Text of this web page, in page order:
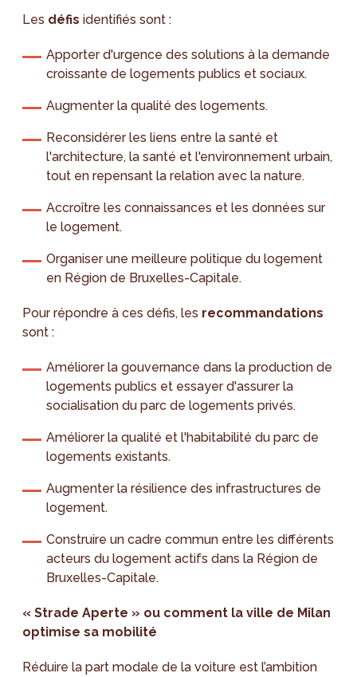
Les défis identifiés sont :
Apporter d'urgence des solutions à la demande
croissante de logements publics et sociaux.
Augmenter la qualité des logements.
Reconsidérer les liens entre la santé et
l'architecture, la santé et l'environnement urbain,
tout en repensant la relation avec la nature.
Accroître les connaissances et les données sur
le logement.
Organiser une meilleure politique du logement
en Région de Bruxelles-Capitale.
Pour répondre à ces défis, les recommandations
sont :
Améliorer la gouvernance dans la production de
logements publics et essayer d'assurer la
socialisation du parc de logements privés.
Améliorer la qualité et l'habitabilité du parc de
logements existants.
Augmenter la résilience des infrastructures de
logement.
Construire un cadre commun entre les différents
acteurs du logement actifs dans la Région de
Bruxelles-Capitale.
« Strade Aperte » ou comment la ville de Milan
optimise sa mobilité
Réduire la part modale de la voiture est l’ambition